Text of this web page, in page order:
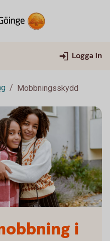
Logga in
Mobbningsskydd
i